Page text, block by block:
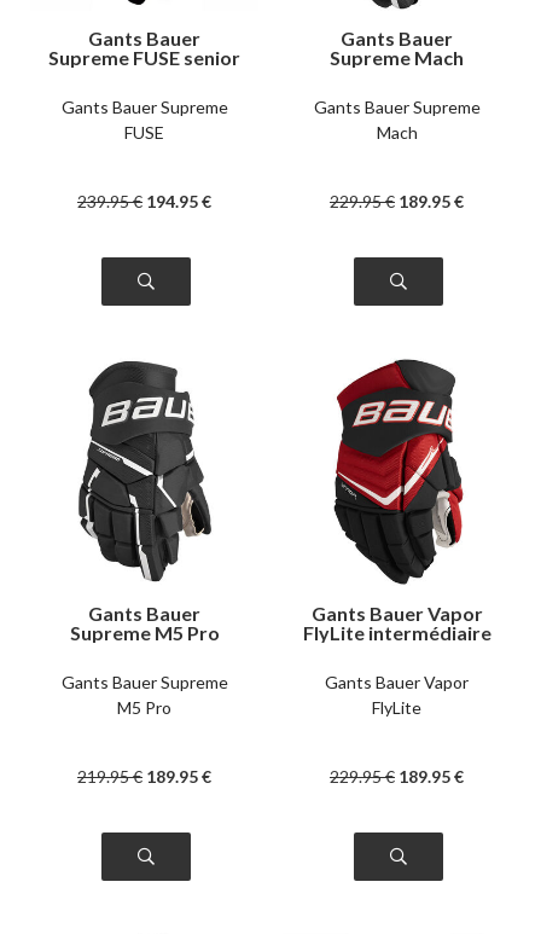
Gants Bauer
Supreme FUSE senior
Gants Bauer Supreme
FUSE
239.95€ 194.95€
Gants Bauer
Supreme Mach
Gants Bauer Supreme
Mach
229.95€ 189.95€
Gants Bauer
Supreme M5 Pro
Gants Bauer Supreme
M5 Pro
219.95€ 189.95€
Gants Bauer Vapor
FlyLite intermédiaire
Gants Bauer Vapor
FlyLite
229.95€ 189.95€